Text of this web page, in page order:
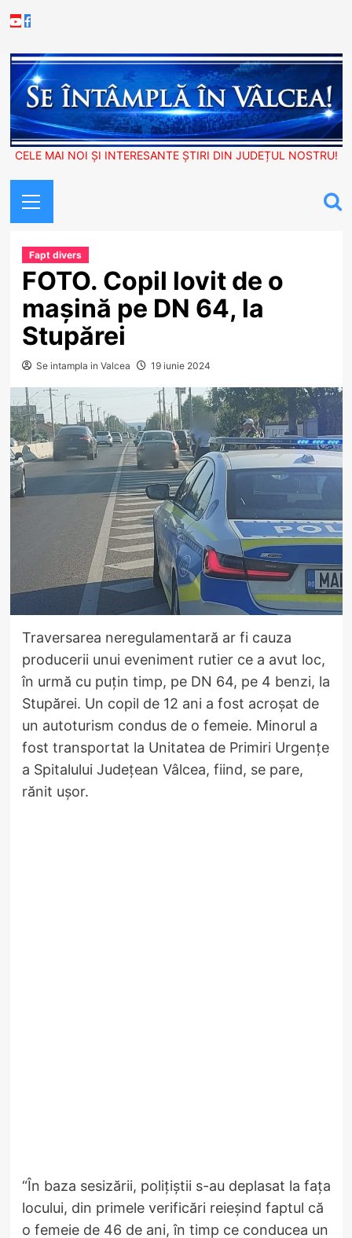
to
Youtube
Facebook
CELE MAI NOI ȘI INTERESANTE ȘTIRI DIN JUDEȚUL NOSTRU!
Menu
Fapt divers
FOTO. Copil lovit de o
mașină pe DN 64, la
Stupărei
Se intampla in Valcea 19 iunie 2024
Traversarea neregulamentară ar fi cauza
producerii unui eveniment rutier ce a avut loc,
în urmă cu puțin timp, pe DN 64, pe 4 benzi, la
Stupărei. Un copil de 12 ani a fost acroșat de
un autoturism condus de o femeie. Minorul a
fost transportat la Unitatea de Primiri Urgențe
a Spitalului Județean Vâlcea, fiind, se pare,
rănit ușor.
“În baza sesizării, polițiștii s-au deplasat la fața
locului, din primele verificări reieșind faptul că
o femeie de 46 de ani, în timp ce conducea un